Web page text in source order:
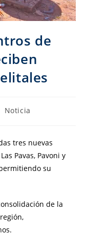
de
Noticia
tres nuevas
Pavas, Pavoni y
su
de la